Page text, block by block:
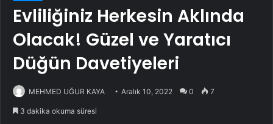
Evliliğiniz Herkesin Aklında
Olacak! Güzel ve Yaratıcı
Düğün Davetiyeleri
MEHMED UĞUR KAYA Aralık 10, 2022 0 7
3 dakika okuma süresi